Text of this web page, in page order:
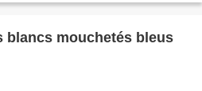
blancs mouchetés bleus